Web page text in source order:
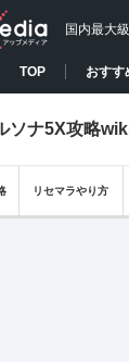
国内最大
TOP おすす
ソナ5X攻略
リセマラやり方